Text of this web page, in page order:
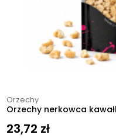
Orzechy
Orzechy nerkowca
23,72 zł